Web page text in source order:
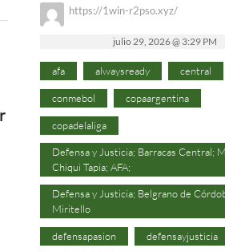
https://1win-r2pso.xyz/
julio 29, 2026 @ 3:29 PM
afa alwaysready central
conmebol copaargentina
copadelaliga
Defensa y Justicia; Barracas Central;
Chiqui Tapia; AFA;
Defensa y Justicia; Belgrano de
Miritello
defensapasion defensayjusticia